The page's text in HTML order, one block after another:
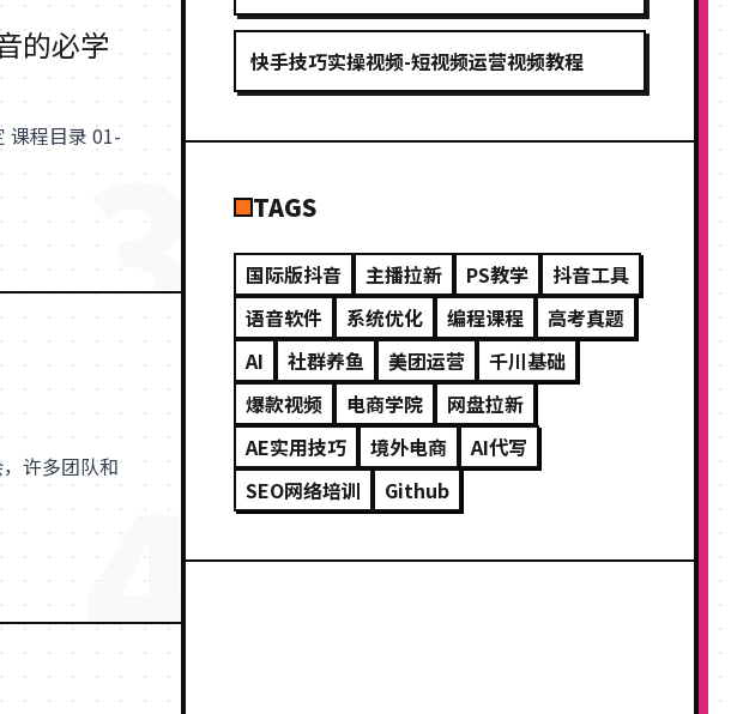
3
的必学
课程目录 01-
4
许多团队和
快手技巧实操视频-短视频运营视频教程
TAGS
国际版抖音 主播拉新 PS教学
抖音工具
语音软件
系统优化 编程课程
高考真题
AI
社群养鱼 美团运营
千川基础
爆款视频
电商学院
网盘拉新
AE实用技巧
境外电商
AI代写
SEO网络培训
Github